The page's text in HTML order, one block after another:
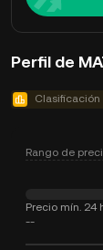
Perfil de
Clasificación
Rango de
Precio mín. 24
--